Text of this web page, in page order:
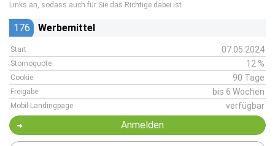
Links an, sodass auch für Sie das Richtige dabei ist.
176 Werbemittel
Start 07.05.2024
Stornoquote 12 %
Cookie 90 Tage
Freigabe bis 6 Wochen
Mobil-Landingpage verfügbar
Anmelden